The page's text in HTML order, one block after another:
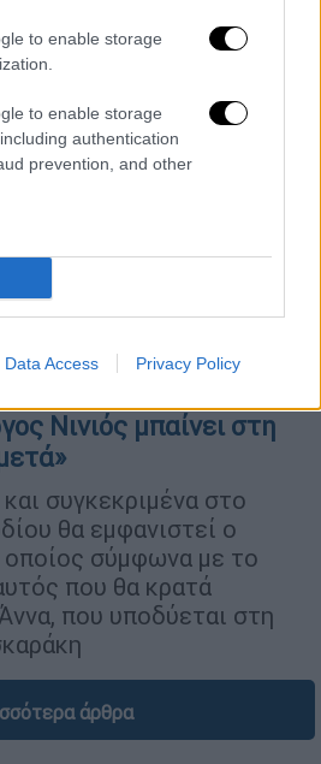
to enable storage
to enable storage
authentication
prevention, and other
Data Access Privacy Policy
Νινιός μπαίνει στη
συγκεκριμένα στο
θα εμφανιστεί ο
οποίος σύμφωνα με το
που θα κρατά
που υποδύεται στη
άρθρα